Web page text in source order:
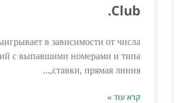
Club.
в зависимости от числа
с выпавшими номерами и типа
ставки, прямая линия,...
קרא עוד »